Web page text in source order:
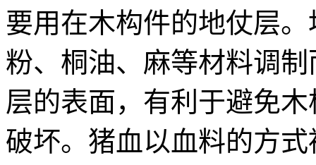
要用在木构件的地仗层
粉、桐油、麻等材料调
层的表面，有利于避免
破坏。猪血以血料的方